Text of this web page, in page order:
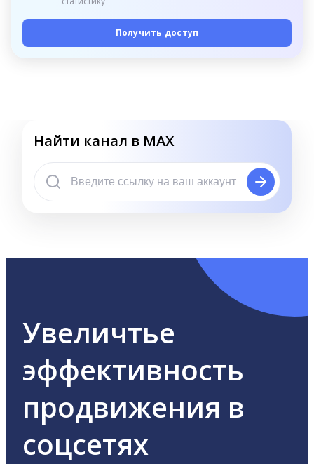
Получить доступ
Найти канал в MAX
Увеличтье
эффективность
продвижения в
соцсетях